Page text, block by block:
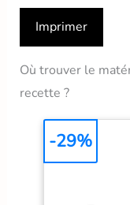
Imprimer
Où trouver le
recette ?
-29%